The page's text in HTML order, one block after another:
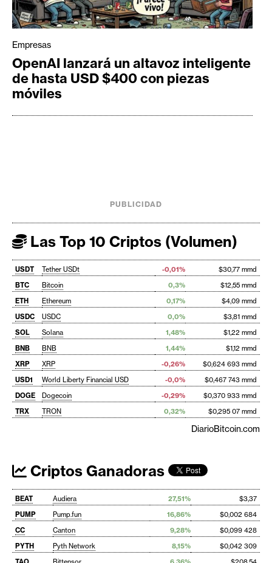
Empresas
OpenAI lanzará un altavoz inteligente
de hasta USD $400 con piezas
móviles
PUBLICIDAD
Las Top 10 Criptos (Volumen)
USDT Tether USDt -0,01%
$30,77 mmd
BTC
Bitcoin 0,3%
$12,55 mmd
ETH
Ethereum 0,17%
$4,09 mmd
USDC
USDC 0,0%
$3,81 mmd
SOL
Solana 1,48%
$1,22 mmd
BNB
BNB 1,44%
$1,12 mmd
XRP
XRP -0,26%
$0,624 693 mmd
USD1
World Liberty Financial USD -0,0%
$0,467 743 mmd
DOGE
Dogecoin -0,29%
$0,370 933 mmd
TRX
TRON 0,32% $0,295 07 mmd
DiarioBitcoin.com
Criptos Ganadoras
BEAT Audiera 27,51%
$3,37
PUMP
Pump.fun 16,86%
$0,002 684
CC
Canton 9,28%
$0,099 428
PYTH
Pyth Network 8,15%
$0,042 309